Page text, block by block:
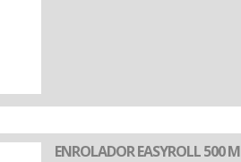
ENROLADOR EASYROLL 500 M